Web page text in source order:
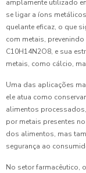
amplamente utilizado
se ligar a íons
quelante eficaz, o que
com metais,
C10H14N2O8, e sua
metais, como cálcio,
Uma das aplicações
ele atua como
alimentos
por metais presentes
dos alimentos, mas
segurança ao
No setor farmacêutico,